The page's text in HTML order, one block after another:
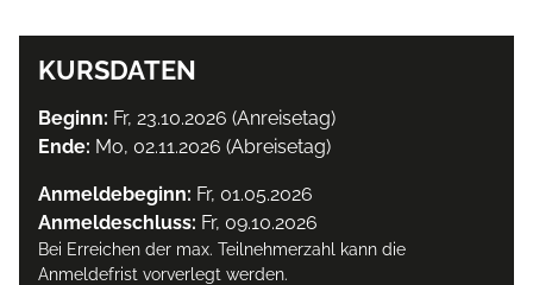
KURSDATEN
Beginn: Fr, 23.10.2026 (Anreisetag)
Ende: Mo, 02.11.2026 (Abreisetag)
Anmeldebeginn: Fr, 01.05.2026
Anmeldeschluss: Fr, 09.10.2026
Bei Erreichen der max. Teilnehmerzahl kann die
Anmeldefrist vorverlegt werden.